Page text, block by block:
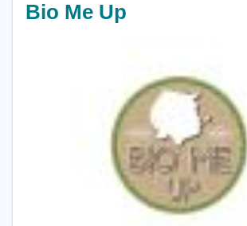
Bio Me Up